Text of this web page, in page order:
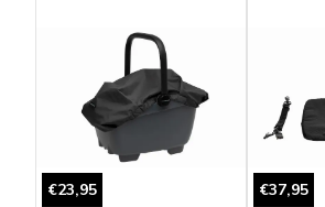
€23,95 €37,95